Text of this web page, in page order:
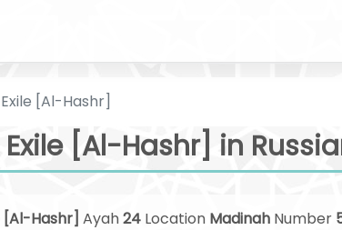
Exile [Al-Hashr]
[Al-Hashr] in
[Al-Hashr] Ayah24Location MadinahNumber